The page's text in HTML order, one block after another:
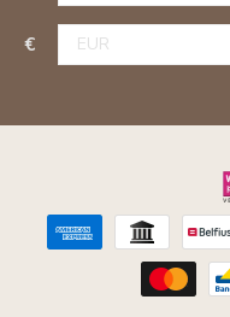
€